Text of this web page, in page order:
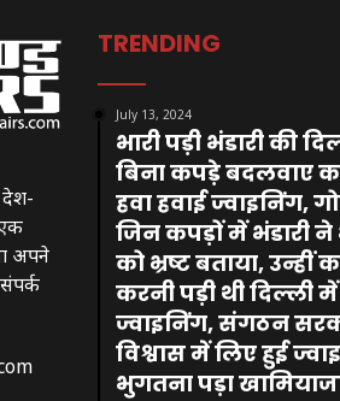
देश-
अपने
TRENDING
July 13, 2024
भारी पड़ी भंडारी की
बिना कपड़े बदलवाए
हवा हवाई ज्वाइनिंग,
जिन कपड़ों में भंडारी ने
को भ्रष्ट बताया, उन्हीं
करनी पड़ी थी दिल्ली में
ज्वाइनिंग, संगठन
विश्वास में लिए हुई
भुगतना पड़ा